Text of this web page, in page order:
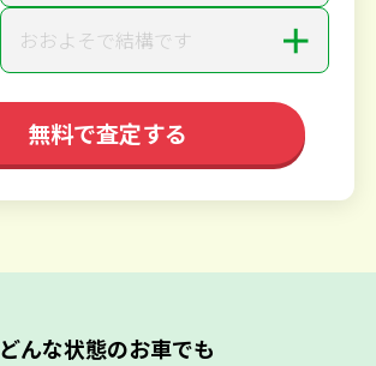
おおよそで結構です ＋
無料で査定する
どんな状態のお車でも